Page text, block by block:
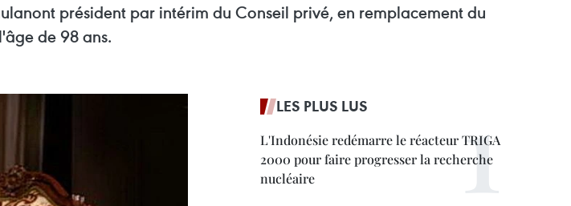
président par intérim du Conseil privé, en remplacement du
de 98 ans.
LES PLUS LUS
L'Indonésie redémarre le réacteur TRIGA
2000 pour faire progresser la recherche
nucléaire